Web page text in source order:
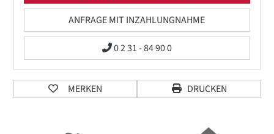
ANFRAGE MIT INZAHLUNGNAHME
0 2 31 - 84 90 0
MERKEN DRUCKEN